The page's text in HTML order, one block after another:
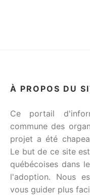
À PROPOS DU
Ce portail
commune des
projet a été
Le but de ce site
québécoises dans
l'adoption. Nous
vous guider plus